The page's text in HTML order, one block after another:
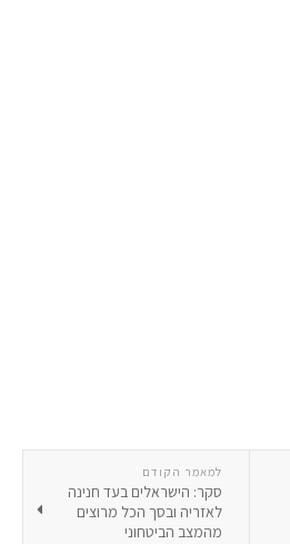
למאמר הקודם
סקר: הישראלים בעד חנינה
לאזריה ובסך הכל מרוצים
מהמצב הביטחוני